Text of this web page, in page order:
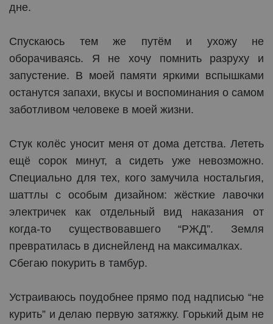
дне.
Спускаюсь тем же путём и ухожу не
оборачиваясь. Я не хочу помнить разруху и
запустение. В моей памяти яркими вспышками
останутся запахи, вкусы и воспоминания о самом
заботливом человеке в моей жизни.
Стук колёс уносит меня от дома детства. Лететь
ещё сорок минут, а сидеть уже невозможно.
Специально для тех, кого замучила ностальгия,
шаттлы с особым дизайном: жёсткие лавочки
электричек как отдельный вид наказания от
когда-то существовавшего “РЖД”. Земля
превратилась в диснейленд на максималках.
Сбегаю покурить в тамбур.
Устраиваюсь поудобнее прямо под надписью “не
курить” и делаю первую затяжку. Горький дым не